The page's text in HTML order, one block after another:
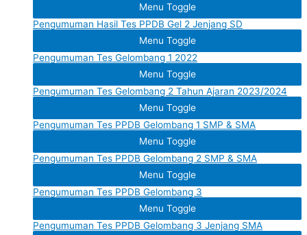
Menu Toggle
Pengumuman Hasil Tes PPDB Gel 2 Jenjang SD
Menu Toggle
Pengumuman Tes Gelombang 1 2022
Menu Toggle
Pengumuman Tes Gelombang 2 Tahun Ajaran 2023/2024
Menu Toggle
Pengumuman Tes PPDB Gelombang 1 SMP & SMA
Menu Toggle
Pengumuman Tes PPDB Gelombang 2 SMP & SMA
Menu Toggle
Pengumuman Tes PPDB Gelombang 3
Menu Toggle
Pengumuman Tes PPDB Gelombang 3 Jenjang SMA